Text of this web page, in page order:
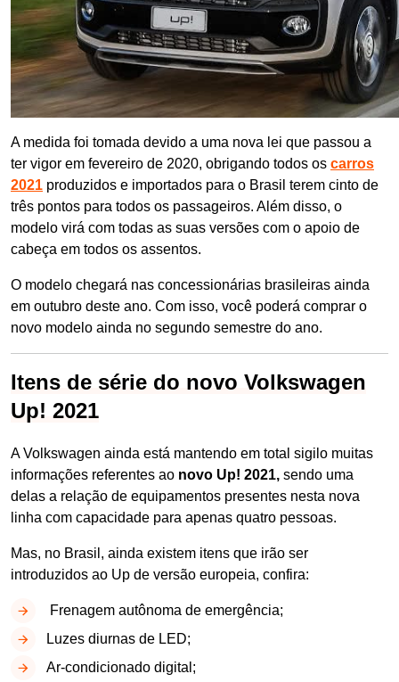
A medida foi tomada devido a uma nova lei que passou a
ter vigor em fevereiro de 2020, obrigando todos os carros
2021 produzidos e importados para o Brasil terem cinto de
três pontos para todos os passageiros. Além disso, o
modelo virá com todas as suas versões com o apoio de
cabeça em todos os assentos.
O modelo chegará nas concessionárias brasileiras ainda
em outubro deste ano. Com isso, você poderá comprar o
novo modelo ainda no segundo semestre do ano.
Itens de série do novo Volkswagen
Up! 2021
A Volkswagen ainda está mantendo em total sigilo muitas
informações referentes ao novo Up! 2021, sendo uma
delas a relação de equipamentos presentes nesta nova
linha com capacidade para apenas quatro pessoas.
Mas, no Brasil, ainda existem itens que irão ser
introduzidos ao Up de versão europeia, confira:
Frenagem autônoma de emergência;
Luzes diurnas de LED;
Ar-condicionado digital;